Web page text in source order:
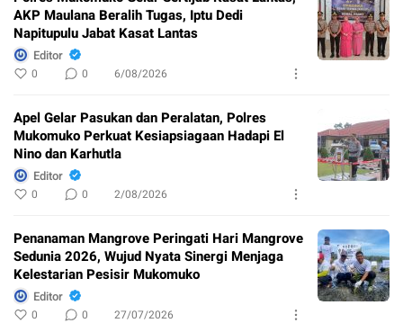
AKP Maulana Beralih Tugas, Iptu Dedi
Napitupulu Jabat Kasat Lantas
Editor
0 0 6/08/2026
Apel Gelar Pasukan dan Peralatan, Polres
Mukomuko Perkuat Kesiapsiagaan Hadapi El
Nino dan Karhutla
Editor
0 0 2/08/2026
Penanaman Mangrove Peringati Hari Mangrove
Sedunia 2026, Wujud Nyata Sinergi Menjaga
Kelestarian Pesisir Mukomuko
Editor
0 0 27/07/2026